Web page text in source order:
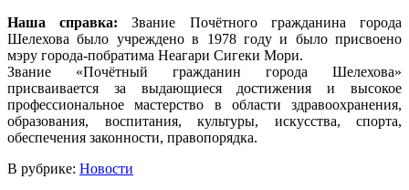
Наша справка: Звание Почётного гражданина города
Шелехова было учреждено в 1978 году и было присвоено
мэру города-побратима Неагари Сигеки Мори.
Звание «Почётный гражданин города Шелехова»
присваивается за выдающиеся достижения и высокое
профессиональное мастерство в области здравоохранения,
образования, воспитания, культуры, искусства, спорта,
обеспечения законности, правопорядка.
В рубрике: Новости